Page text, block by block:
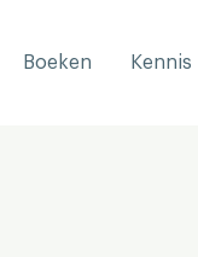
Boeken Kennis